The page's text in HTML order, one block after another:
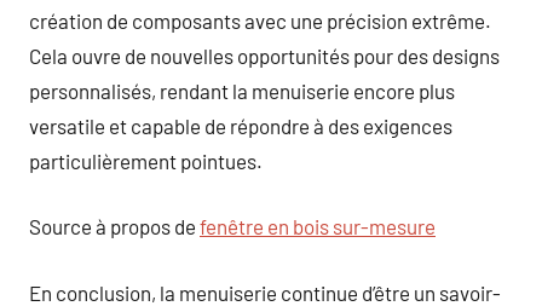
création de composants avec une précision extrême.
Cela ouvre de nouvelles opportunités pour des designs
personnalisés, rendant la menuiserie encore plus
versatile et capable de répondre à des exigences
particulièrement pointues.
Source à propos de fenêtre en bois sur-mesure
En conclusion, la menuiserie continue d’être un savoir-